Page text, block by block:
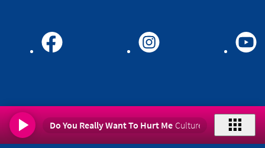
Do You Really Want To Hurt Me Culture Club